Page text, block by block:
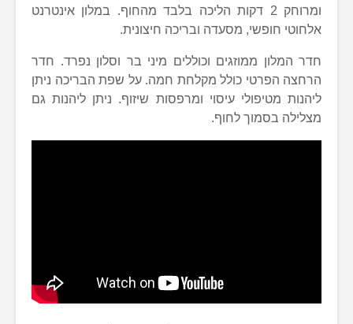
ומרוחק 2 דקות הליכה בלבד מהחוף. במלון אינטרנט
אלחוטי חופשי, מסעדה ובריכה חיצונית.
חדר המלון ממוזגים וכוללים מיני בר וסלון נפרד. חדר
הרחצה הפרטי כולל מקלחת חמה. על שפת הבריכה ניתן
ליהנות מטיפולי עיסוי ומרפסות שיזוף. ניתן ליהנות גם
מצלילה בסמוך לחוף.